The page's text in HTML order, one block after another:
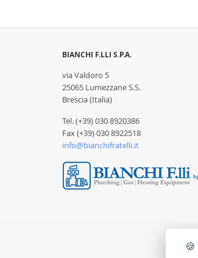
BIANCHI F.LLI S.P.A.
via Valdoro 5
25065 Lumezzane S.S.
Brescia (Italia)
Tel. (+39) 030 8920386
Fax (+39) 030 8922518
info@bianchifratelli.it
🍪